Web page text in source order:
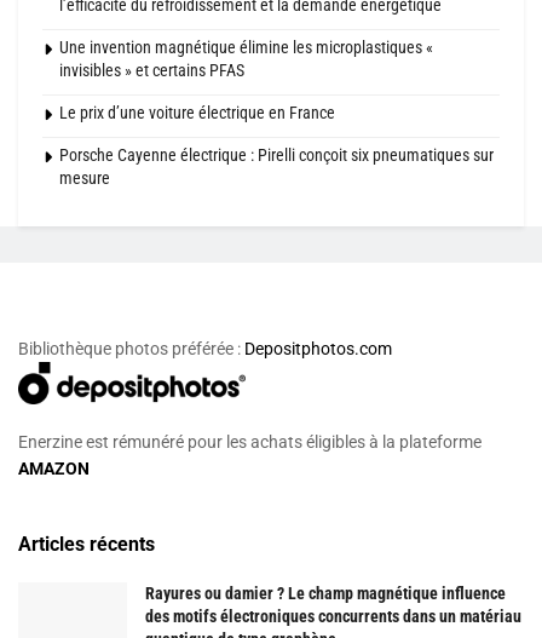
l’efficacité du refroidissement et la demande énergétique
Une invention magnétique élimine les microplastiques «
invisibles » et certains PFAS
Le prix d’une voiture électrique en France
Porsche Cayenne électrique : Pirelli conçoit six pneumatiques sur
mesure
Bibliothèque photos préférée : Depositphotos.com
Enerzine est rémunéré pour les achats éligibles à la plateforme
AMAZON
Articles récents
Rayures ou damier ? Le champ magnétique influence
des motifs électroniques concurrents dans un matériau